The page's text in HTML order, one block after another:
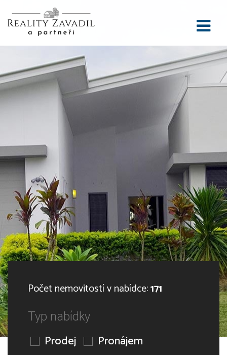
Počet nemovitostí v nabídce:171
Typ nabídky
Prodej Pronájem